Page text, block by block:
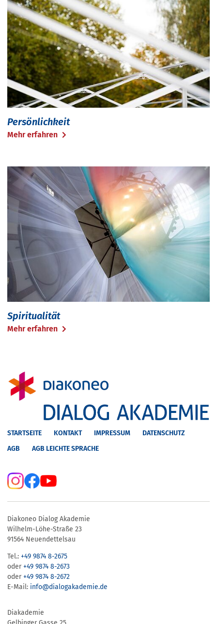
Persönlichkeit
Mehr erfahren
Spiritualität
Mehr erfahren
STARTSEITE KONTAKT IMPRESSUM
DATENSCHUTZ
AGB
AGB LEICHTE SPRACHE
Diakoneo Dialog Akademie
Wilhelm-Löhe-Straße 23
91564 Neuendettelsau
Tel.: +49 9874 8-2675
oder+49 9874 8-2673
oder+49 9874 8-2672
E-Mail: info@dialogakademie.de
Diakademie